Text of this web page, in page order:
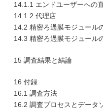
14.1.1 エンドユーザーへの
14.1.2 代理店
14.2 精密ろ過膜モジュール
14.3 精密ろ過膜モジュール
15 調査結果と結論
16 付録
16.1 調査方法
16.2 調査プロセスとデータ